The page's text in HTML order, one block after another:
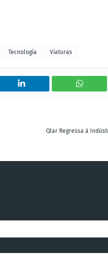
Tecnologia Viaturas
Qlar Regressa à